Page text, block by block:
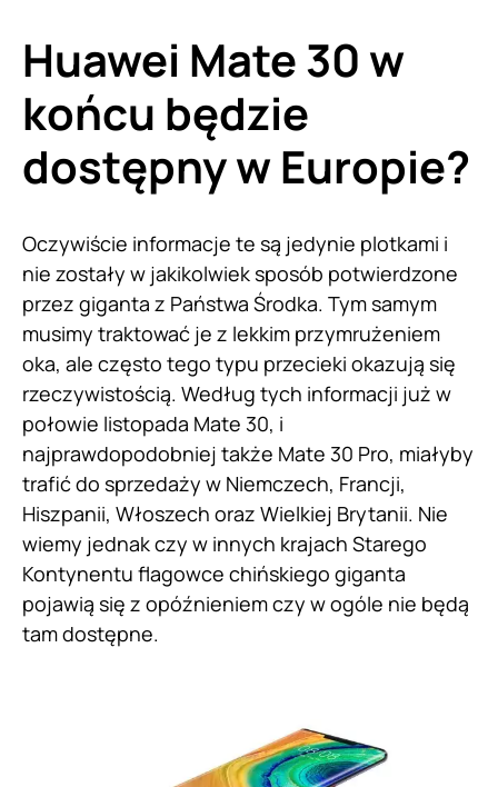
Huawei Mate 30 w
końcu będzie
dostępny w Europie?
Oczywiście informacje te są jedynie plotkami i
nie zostały w jakikolwiek sposób potwierdzone
przez giganta z Państwa Środka. Tym samym
musimy traktować je z lekkim przymrużeniem
oka, ale często tego typu przecieki okazują się
rzeczywistością. Według tych informacji już w
połowie listopada Mate 30, i
najprawdopodobniej także Mate 30 Pro, miałyby
trafić do sprzedaży w Niemczech, Francji,
Hiszpanii, Włoszech oraz Wielkiej Brytanii. Nie
wiemy jednak czy w innych krajach Starego
Kontynentu flagowce chińskiego giganta
pojawią się z opóźnieniem czy w ogóle nie będą
tam dostępne.